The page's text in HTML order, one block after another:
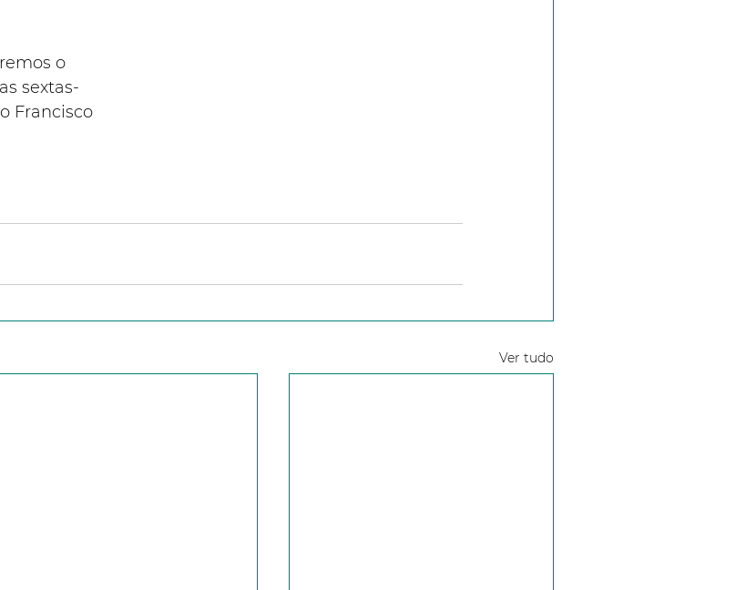
o
sextas-
Francisco
Ver tudo